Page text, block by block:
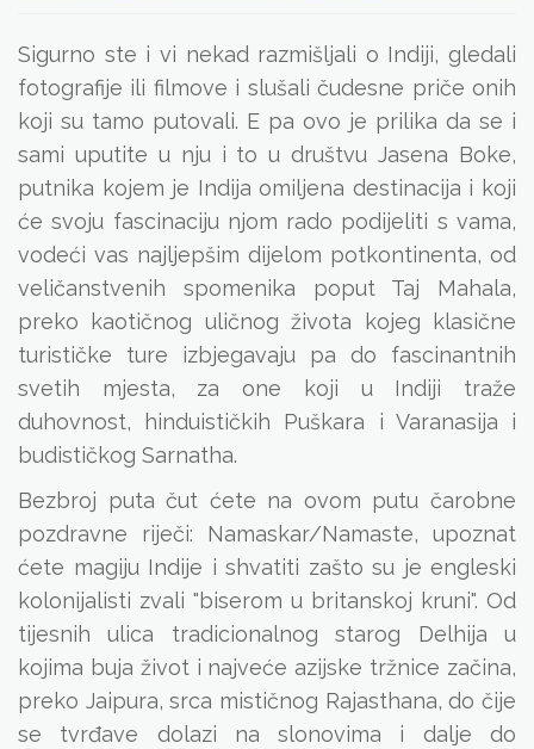
Sigurno ste i vi nekad razmišljali o Indiji, gledali
fotografije ili filmove i slušali čudesne priče onih
koji su tamo putovali. E pa ovo je prilika da se i
sami uputite u nju i to u društvu Jasena Boke,
putnika kojem je Indija omiljena destinacija i koji
će svoju fascinaciju njom rado podijeliti s vama,
vodeći vas najljepšim dijelom potkontinenta, od
veličanstvenih spomenika poput Taj Mahala,
preko kaotičnog uličnog života kojeg klasične
turističke ture izbjegavaju pa do fascinantnih
svetih mjesta, za one koji u Indiji traže
duhovnost, hinduističkih Puškara i Varanasija i
budističkog Sarnatha.
Bezbroj puta čut ćete na ovom putu čarobne
pozdravne riječi: Namaskar/Namaste, upoznat
ćete magiju Indije i shvatiti zašto su je engleski
kolonijalisti zvali "biserom u britanskoj kruni". Od
tijesnih ulica tradicionalnog starog Delhija u
kojima buja život i najveće azijske tržnice začina,
preko Jaipura, srca mističnog Rajasthana, do čije
se tvrđave dolazi na slonovima i dalje do